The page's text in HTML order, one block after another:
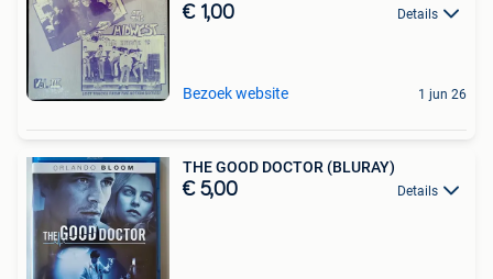
€ 1,00 Details
Bezoek website 1 jun 26
THE GOOD DOCTOR (BLURAY)
€ 5,00 Details